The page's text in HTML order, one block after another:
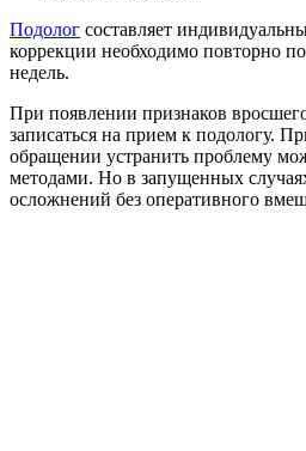
Подолог составляет
коррекции необходимо повторно
недель.
При появлении признаков
записаться на прием к подологу.
обращении устранить проблему
методами. Но в запущенных
осложнений без оперативного